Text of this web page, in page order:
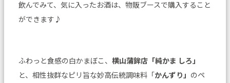
飲んでみて、気に入ったお酒は、物販ブースで購入すること
ができます♪
ふわっと食感の白かまぼこ、 横山蒲鉾店「純かま しろ」
と、相性抜群なピリ旨な妙高伝統調味料「かんずり」 のペ